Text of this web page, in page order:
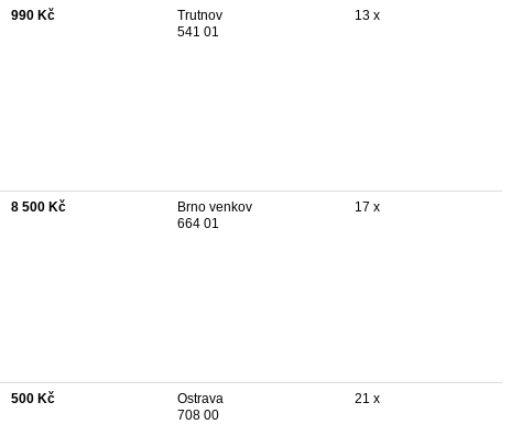
990 Kč
Trutnov
541 01
13 x
8 500 Kč
Brno venkov
664 01
17 x
500 Kč
Ostrava
708 00
21 x